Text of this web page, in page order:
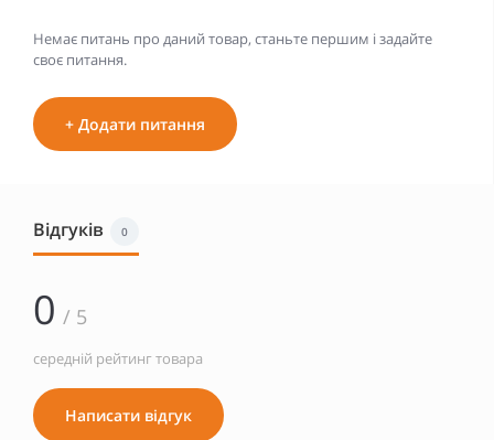
Немає питань про даний товар, станьте першим і задайте
своє питання.
+ Додати питання
Відгуків 0
0 / 5
середній рейтинг товара
Написати відгук